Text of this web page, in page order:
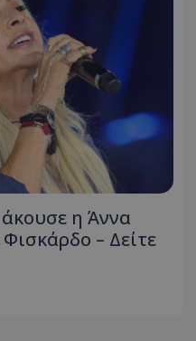
άκουσε η Άννα
– Δείτε